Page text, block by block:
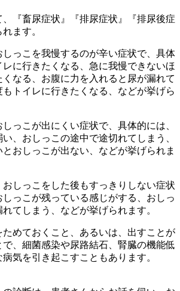
『畜尿症状』『排尿症状』『排尿後症
ます。
しっこを我慢するのが辛い症状で、具体
に行きたくなる、急に我慢できないほ
なる、お腹に力を入れると尿が漏れて
もトイレに行きたくなる、などが挙げら
しっこが出にくい症状で、具体的には、
、おしっこの途中で途切れてしまう、
おしっこが出ない、などが挙げられま
おしっこをした後もすっきりしない症状
っこが残っている感じがする、おしっ
てしまう、などが挙げられます。
ためておくこと、あるいは、出すことが
で、細菌感染や尿路結石、腎臓の機能低
気を引き起こすこともあります。